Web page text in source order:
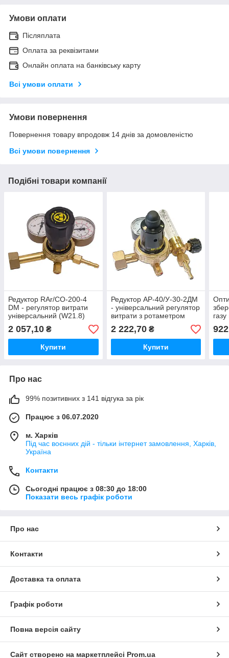
Умови оплати
Післяплата
Оплата за реквізитами
Онлайн оплата на банківську карту
Всі умови оплати
Умови повернення
Повернення товару впродовж 14 днів за домовленістю
Всі умови повернення
Подібні товари компанії
Редуктор RAr/CO-200-4
DM - регулятор витрати
універсальний (W21.8)
2 057,10 ₴
Купити
Редуктор АР-40/У-30-2ДМ
- універсальний регулятор
витрати з ротаметром
(G3/4")
2 222,70₴
Купити
Про нас
99% позитивних з 141 відгука за рік
Працює з 06.07.2020
м. Харків
Під час воєнних дій - тільки інтернет замовлення, Харків,
Україна
Контакти
Сьогодні працює з 08:30 до 18:00
Показати весь графік роботи
Про нас
Контакти
Доставка та оплата
Графік роботи
Повна версія сайту
Сайт створено на маркетплейсі Prom.ua